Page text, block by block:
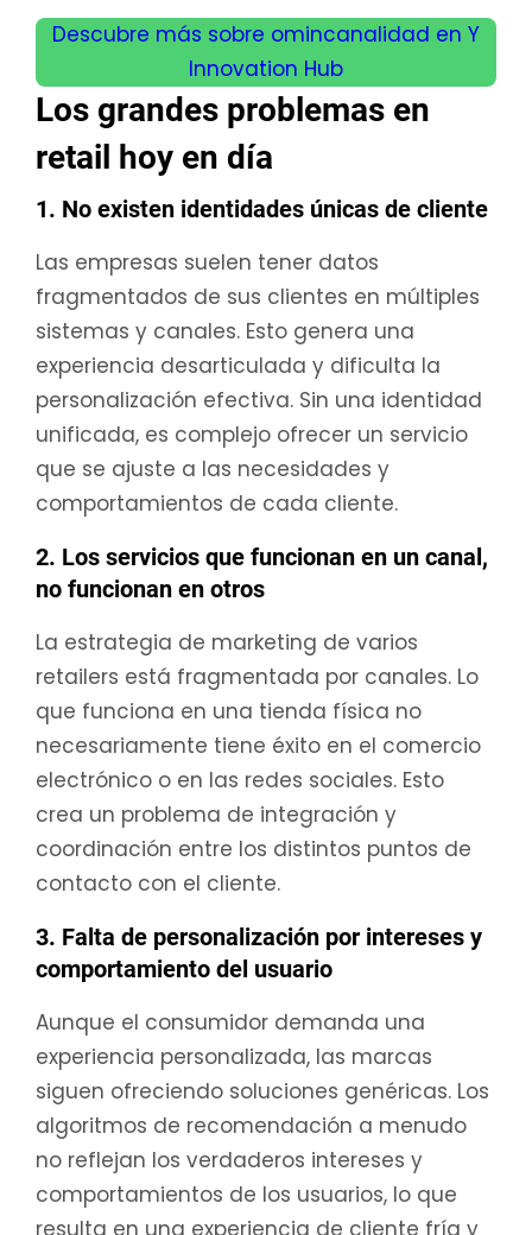
Descubre más sobre omincanalidad en Y
Innovation Hub
Los grandes problemas en
retail hoy en día
1. No existen identidades únicas de cliente
Las empresas suelen tener datos
fragmentados de sus clientes en múltiples
sistemas y canales. Esto genera una
experiencia desarticulada y dificulta la
personalización efectiva. Sin una identidad
unificada, es complejo ofrecer un servicio
que se ajuste a las necesidades y
comportamientos de cada cliente.
2. Los servicios que funcionan en un canal,
no funcionan en otros
La estrategia de marketing de varios
retailers está fragmentada por canales. Lo
que funciona en una tienda física no
necesariamente tiene éxito en el comercio
electrónico o en las redes sociales. Esto
crea un problema de integración y
coordinación entre los distintos puntos de
contacto con el cliente.
3. Falta de personalización por intereses y
comportamiento del usuario
Aunque el consumidor demanda una
experiencia personalizada, las marcas
siguen ofreciendo soluciones genéricas. Los
algoritmos de recomendación a menudo
no reflejan los verdaderos intereses y
comportamientos de los usuarios, lo que
resulta en una experiencia de cliente fría y